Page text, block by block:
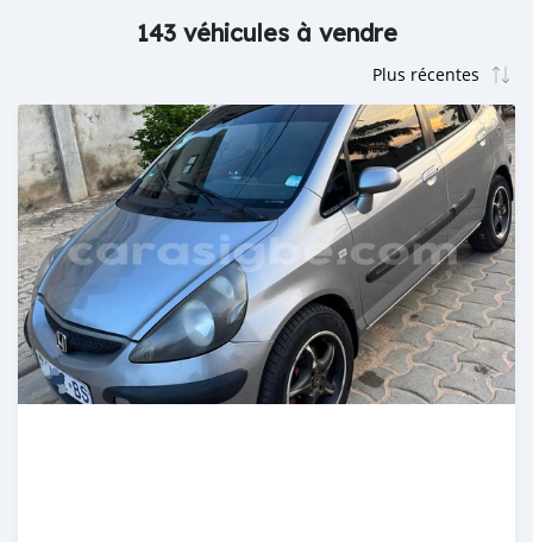
143 véhicules à vendre